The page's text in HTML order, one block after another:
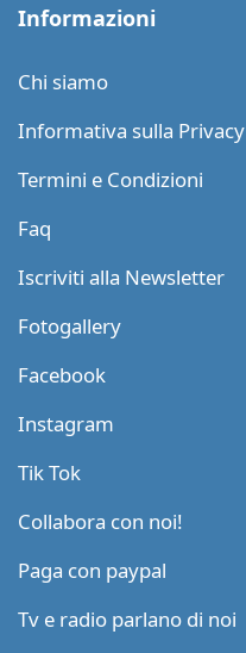
Informazioni
Chi siamo
Informativa sulla Privacy
Termini e Condizioni
Faq
Iscriviti alla Newsletter
Fotogallery
Facebook
Instagram
Tik Tok
Collabora con noi!
Paga con paypal
Tv e radio parlano di noi